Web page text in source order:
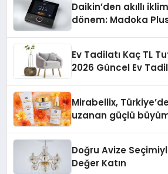
Daikin’den akıllı
dönem: Madoka
Ev Tadilatı Kaç TL
2026 Güncel Ev
Mirabellix,
uzanan güçlü
Doğru Avize
Değer Katın